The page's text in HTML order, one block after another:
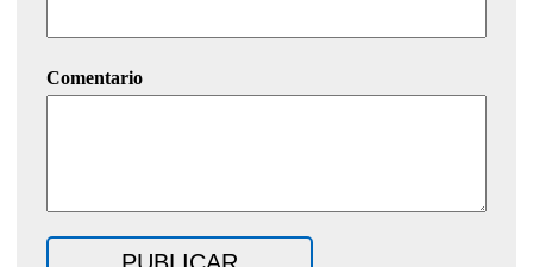
Comentario